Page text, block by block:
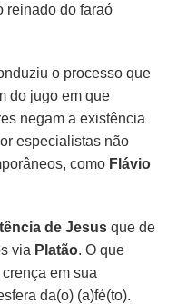
reinado do faraó
o processo que
do jugo em que
negam a existência
especialistas não
como Flávio
de Jesus que de
via Platão. O que
em sua
da(o) (a)fé(to).